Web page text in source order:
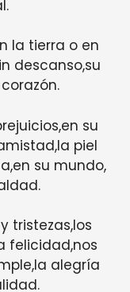
la tierra o en
descanso,su
su
piel
su mundo,
tristezas,los
felicidad,nos
alegría